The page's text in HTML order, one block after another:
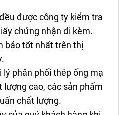
được công ty kiểm tra
chứng nhận đi kèm.
bảo tốt nhất trên thị
lý phân phối thép ống mạ
lượng cao, các sản phẩm
chất lượng.